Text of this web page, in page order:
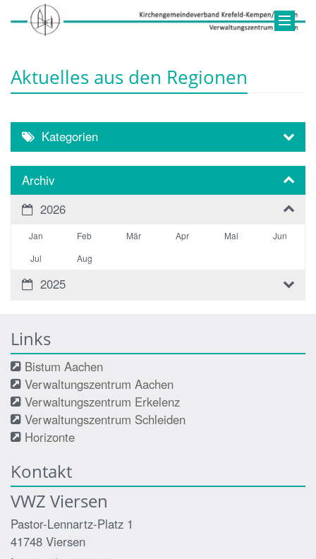
Aktuelles aus den Regionen
Kategorien
Archiv
2026
Jan Feb Mär Apr Mai
Jun
Jul
Aug
2025
Links
Bistum Aachen
Verwaltungszentrum Aachen
Verwaltungszentrum Erkelenz
Verwaltungszentrum Schleiden
Horizonte
Kontakt
VWZ Viersen
Pastor-Lennartz-Platz 1
41748 Viersen